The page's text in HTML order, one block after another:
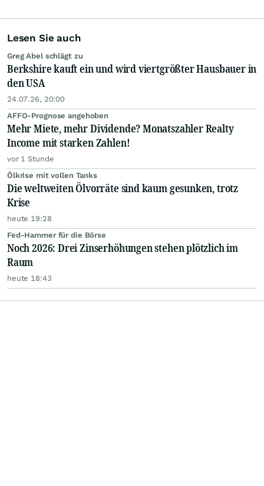
Lesen Sie auch
Greg Abel schlägt zu
Berkshire kauft ein und wird viertgrößter Hausbauer in
den USA
24.07.26, 20:00
AFFO-Prognose angehoben
Mehr Miete, mehr Dividende? Monatszahler Realty
Income mit starken Zahlen!
vor 1 Stunde
Ölkrise mit vollen Tanks
Die weltweiten Ölvorräte sind kaum gesunken, trotz
Krise
heute 19:28
Fed-Hammer für die Börse
Noch 2026: Drei Zinserhöhungen stehen plötzlich im
Raum
heute 18:43